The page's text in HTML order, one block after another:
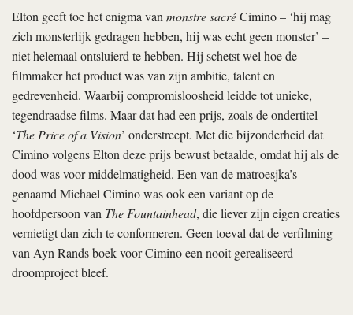
Elton geeft toe het enigma van monstre sacréCimino – ‘hij mag
zich monsterlijk gedragen hebben, hij was echt geen monster’ –
niet helemaal ontsluierd te hebben. Hij schetst wel hoe de
filmmaker het product was van zijn ambitie, talent en
gedrevenheid. Waarbij compromisloosheid leidde tot unieke,
tegendraadse films. Maar dat had een prijs, zoals de ondertitel
‘The Price of a Vision’ onderstreept. Met die bijzonderheid dat
Cimino volgens Elton deze prijs bewust betaalde, omdat hij als de
dood was voor middelmatigheid. Een van de matroesjka’s
genaamd Michael Cimino was ook een variant op de
hoofdpersoon van The Fountainhead, die liever zijn eigen creaties
vernietigt dan zich te conformeren. Geen toeval dat de verfilming
van Ayn Rands boek voor Cimino een nooit gerealiseerd
droomproject bleef.